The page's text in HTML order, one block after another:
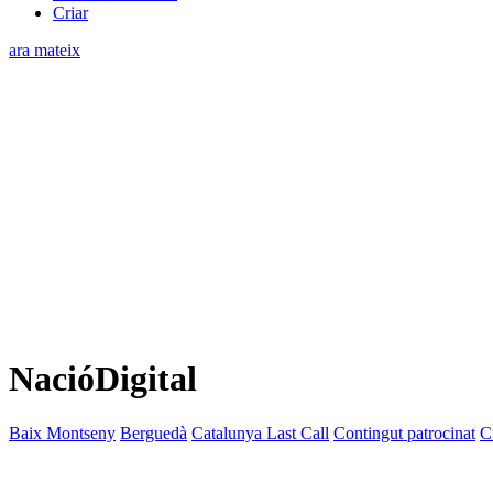
Criar
ara mateix
NacióDigital
Baix Montseny Berguedà Catalunya Last Call Contingut patrocinat